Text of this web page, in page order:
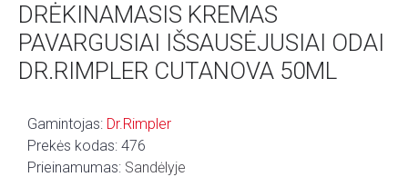
DRĖKINAMASIS KREMAS
PAVARGUSIAI IŠSAUSĖJUSIAI ODAI
DR.RIMPLER CUTANOVA 50ML
Gamintojas: Dr.Rimpler
Prekės kodas: 476
Prieinamumas: Sandėlyje